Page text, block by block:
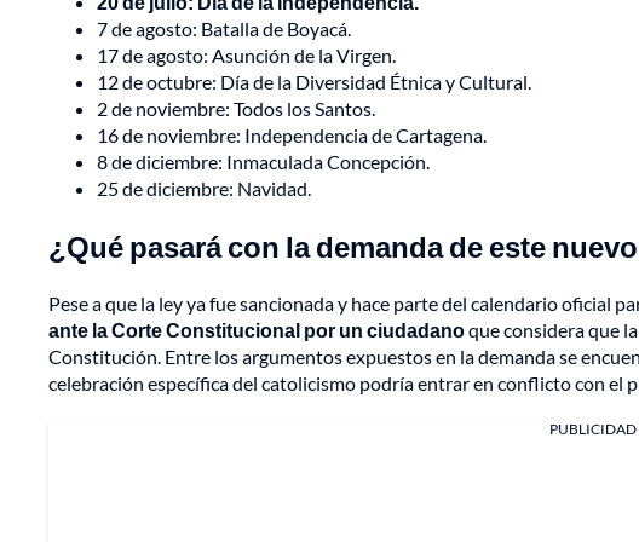
7 de agosto: Batalla de Boyacá.
17 de agosto: Asunción de la Virgen.
12 de octubre: Día de la Diversidad Étnica y Cultural.
2 de noviembre: Todos los Santos.
16 de noviembre: Independencia de Cartagena.
8 de diciembre: Inmaculada Concepción.
25 de diciembre: Navidad.
¿Qué pasará con la demanda de este
Pese a que la ley ya fue sancionada y hace parte del calendario oficial
ante la Corte Constitucional por un ciudadanoque considera que
Constitución. Entre los argumentos expuestos en la demanda se
celebración específica del catolicismo podría entrar en conflicto con
PUBLICIDAD